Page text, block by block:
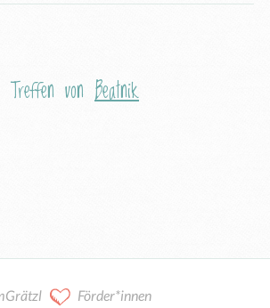
Treffen von Beatnik
Förder*innen